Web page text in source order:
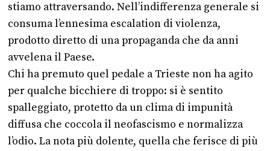
stiamo attraversando. Nell’indifferenza generale si
consuma l’ennesima escalation di violenza,
prodotto diretto di una propaganda che da anni
avvelena il Paese.
Chi ha premuto quel pedale a Trieste non ha agito
per qualche bicchiere di troppo: si è sentito
spalleggiato, protetto da un clima di impunità
diffusa che coccola il neofascismo e normalizza
l’odio. La nota più dolente, quella che ferisce di più